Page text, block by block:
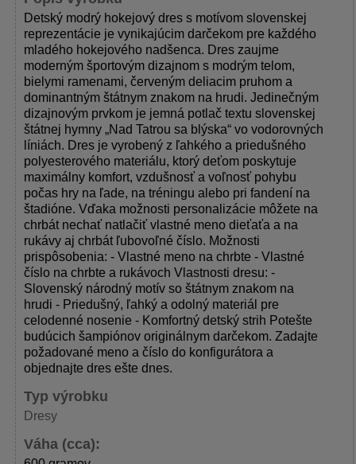
Detský modrý hokejový dres s motívom slovenskej
reprezentácie je vynikajúcim darčekom pre každého
mladého hokejového nadšenca. Dres zaujme
moderným športovým dizajnom s modrým telom,
bielymi ramenami, červeným deliacim pruhom a
dominantným štátnym znakom na hrudi. Jedinečným
dizajnovým prvkom je jemná potlač textu slovenskej
štátnej hymny „Nad Tatrou sa blýska“ vo vodorovných
líniách. Dres je vyrobený z ľahkého a priedušného
polyesterového materiálu, ktorý deťom poskytuje
maximálny komfort, vzdušnosť a voľnosť pohybu
počas hry na ľade, na tréningu alebo pri fandení na
štadióne. Vďaka možnosti personalizácie môžete na
chrbát nechať natlačiť vlastné meno dieťaťa a na
rukávy aj chrbát ľubovoľné číslo. Možnosti
prispôsobenia: - Vlastné meno na chrbte - Vlastné
číslo na chrbte a rukávoch Vlastnosti dresu: -
Slovenský národný motív so štátnym znakom na
hrudi - Priedušný, ľahký a odolný materiál pre
celodenné nosenie - Komfortný detský strih Potešte
budúcich šampiónov originálnym darčekom. Zadajte
požadované meno a číslo do konfigurátora a
objednajte dres ešte dnes.
Typ výrobku
Dresy
Váha (cca):